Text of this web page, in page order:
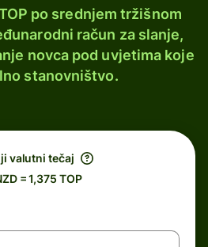
po srednjem tržišnom
račun za slanje,
novca pod uvjetima koje
stanovništvo.
valutni tečaj
= 1,375 TOP